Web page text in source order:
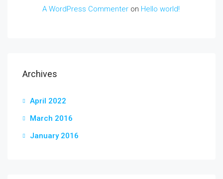
A WordPress Commenter on Hello world!
Archives
April 2022
March 2016
January 2016